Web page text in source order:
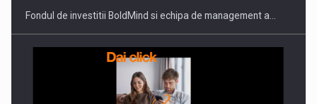
Fondul de investitii BoldMind si echipa de management a…